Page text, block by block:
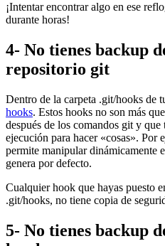
¡Intentar encontrar algo en ese
durante horas!
4- No tienes backup
repositorio git
Dentro de la carpeta .git/hooks de
hooks. Estos hooks no son más
después de los comandos git y
ejecución para hacer «cosas». Por
permite manipular dinámicamente
genera por defecto.
Cualquier hook que hayas puesto
.git/hooks, no tiene copia de
5- No tienes backup